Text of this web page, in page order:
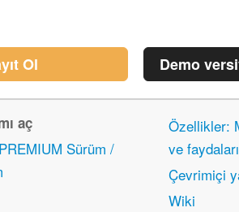
Ol Demo
aç
Sürüm /
Özellikler:
ve faydaları
Çevrimiçi
Wiki